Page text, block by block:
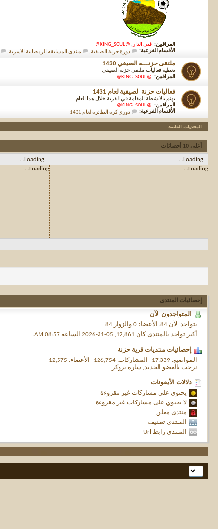
المراقبين: فتى الدار ,
@KING_SOUL@
الأقسام الفرعية:
دورة حزنة الصيفية, منتدى المسابقه الرمضانية الاسرية,
ملتقى حزنـــه الصيفي 1430
تغطية فعاليات ملتقى حزنه الصيفي
المراقبين: @KING_SOUL@
فعاليات حزنة الصيفية لعام 1431
يهتم بالانشطة المقامة في القرية خلال هذا العام
المراقبين: @KING_SOUL@
الأقسام الفرعية:
دوري كرة الطائرة لعام 1431
المنتديات الخاصة
أعلى 10 أحصائات
Loading...
Loading...
Loading...
Loading...
إحصائيات المنتدى
المتواجدون الآن
يتواجد الآن
الأعضاء 0 والزوار 84
أكبر تواجد بالمنتدى كان 12,861, 05-31-2026 الساعة
08:57 AM
.
إحصائيات منتديات قرية حزنة
المواضيع 17,339 المشاركات 126,754 الأعضاء
12,575
نرحب بالعضو الجديد, سارة بروكر
دلالات الأيقونات
يحتوي على مشاركات غير مقروءة
لا يحتوي على مشاركات غير مقروءة
منتدى مغلق
المنتدى تصنيف
المنتدى رابط Url